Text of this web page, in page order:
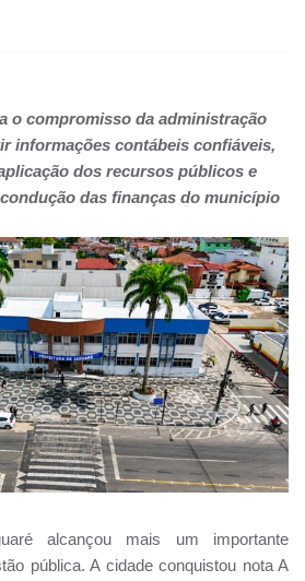
o compromisso da administração
informações contábeis confiáveis,
dos recursos públicos e
das finanças do município
alcançou mais um importante
pública. A cidade conquistou nota A